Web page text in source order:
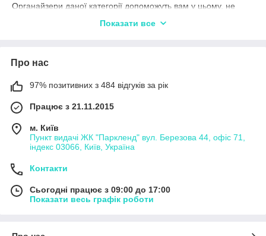
Органайзери даної категорії допоможуть вам у цьому, не
Показати все
Про нас
97% позитивних з 484 відгуків за рік
Працює з 21.11.2015
м. Київ
Пункт видачі ЖК "Паркленд" вул. Березова 44, офіс 71,
індекс 03066, Київ, Україна
Контакти
Сьогодні працює з 09:00 до 17:00
Показати весь графік роботи